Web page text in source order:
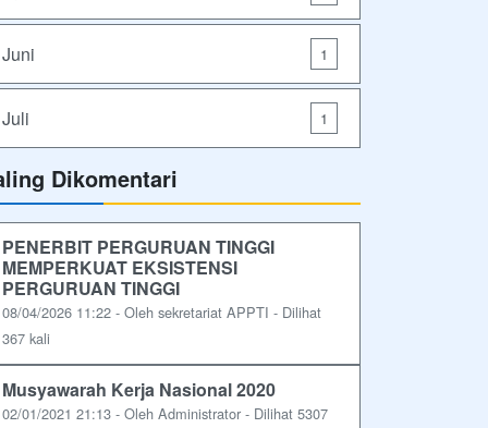
Juni 1
Juli 1
Dikomentari
PENERBIT PERGURUAN TINGGI
MEMPERKUAT EKSISTENSI
PERGURUAN TINGGI
08/04/2026 11:22 - Oleh sekretariat APPTI - Dilihat
367 kali
Musyawarah Kerja Nasional 2020
02/01/2021 21:13 - Oleh Administrator - Dilihat 5307